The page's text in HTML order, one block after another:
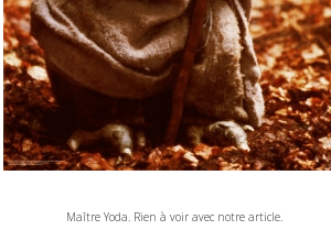
Maître Yoda. Rien à voir avec notre article.